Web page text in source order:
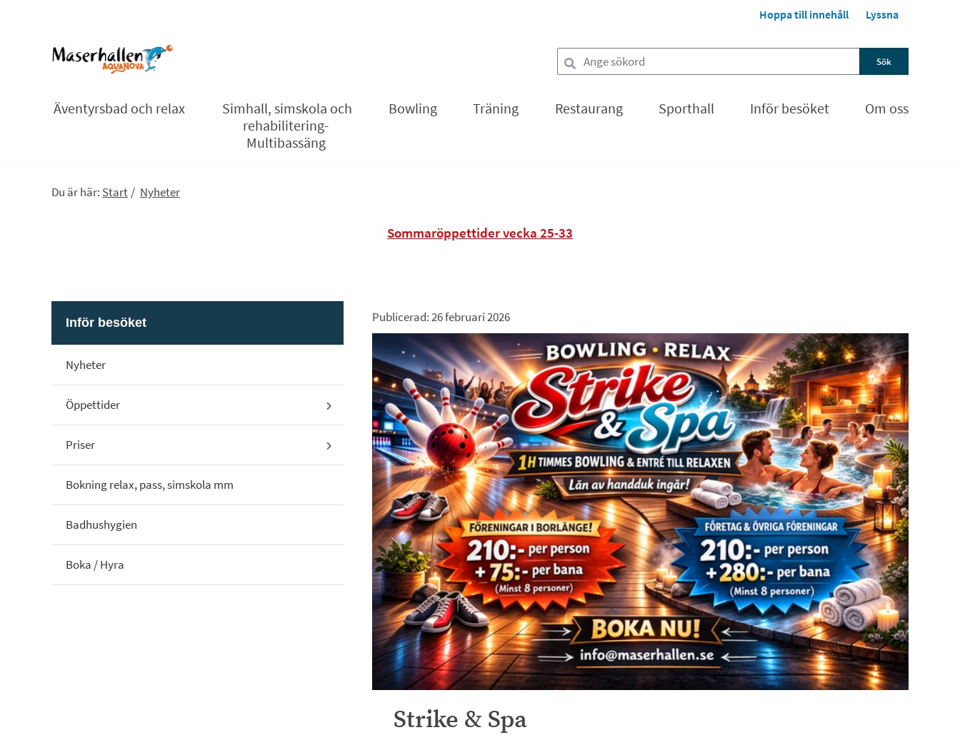
Hoppa till innehåll Lyssna
Äventyrsbad och relax
Simhall, simskola och
rehabilitering-
Multibassäng
Bowling Träning Restaurang Sporthall Inför besöket Om oss
Du är här: Start / Nyheter
Sommaröppettider vecka 25-33
Inför besöket
Nyheter
Öppettider
Priser
Bokning relax, pass, simskola mm
Badhushygien
Boka / Hyra
Publicerad: 26 februari 2026
Strike & Spa